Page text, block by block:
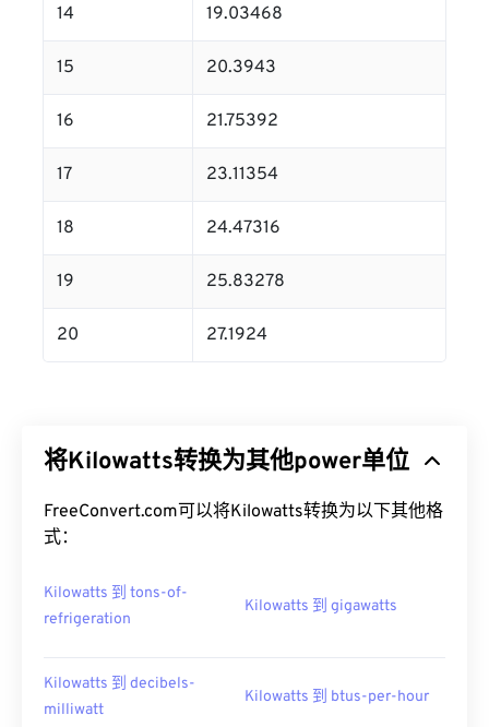
14 19.03468
15 20.3943
16 21.75392
17 23.11354
18 24.47316
19 25.83278
20 27.1924
将Kilowatts转换为其他power单位
FreeConvert.com可以将Kilowatts转换为以下其他格
式：
Kilowatts 到 tons-of-
refrigeration
Kilowatts 到 gigawatts
Kilowatts 到 decibels-
milliwatt
Kilowatts 到 btus-per-hour